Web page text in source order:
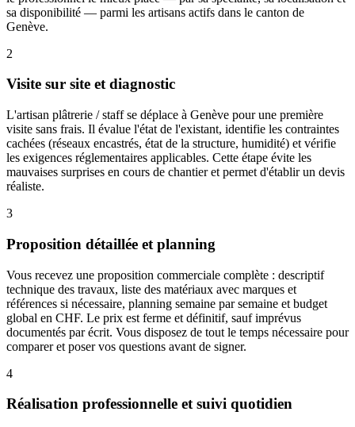
sa disponibilité — parmi les artisans actifs dans le canton de
Genève.
2
Visite sur site et diagnostic
L'artisan plâtrerie / staff se déplace à Genève pour une première
visite sans frais. Il évalue l'état de l'existant, identifie les contraintes
cachées (réseaux encastrés, état de la structure, humidité) et vérifie
les exigences réglementaires applicables. Cette étape évite les
mauvaises surprises en cours de chantier et permet d'établir un devis
réaliste.
3
Proposition détaillée et planning
Vous recevez une proposition commerciale complète : descriptif
technique des travaux, liste des matériaux avec marques et
références si nécessaire, planning semaine par semaine et budget
global en CHF. Le prix est ferme et définitif, sauf imprévus
documentés par écrit. Vous disposez de tout le temps nécessaire pour
comparer et poser vos questions avant de signer.
4
Réalisation professionnelle et suivi quotidien